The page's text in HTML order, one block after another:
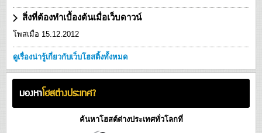
สิ่งที่ต้องทำเบื้องต้นเมื่อเว็บดาวน์
โพสเมื่อ 15.12.2012
ดูเรื่องน่ารู้เกี่ยวกับเว็บโฮสติ้งทั้งหมด
มองหาโฮสต่างประเทศ?
ค้นหาโฮสต์ต่างประเทศทั่วโลกที่